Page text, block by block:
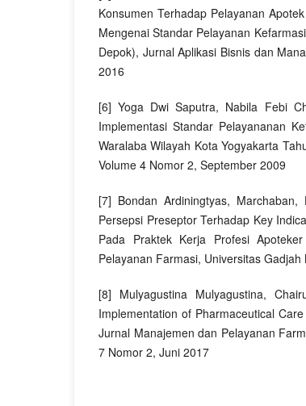
Konsumen Terhadap Pelayanan
Mengenai Standar Pelayanan
Depok), Jurnal Aplikasi Bisnis dan
2016
[6] Yoga Dwi Saputra, Nabila Febi
Implementasi Standar Pelayananan
Waralaba Wilayah Kota Yogyakarta
Volume 4 Nomor 2, September 2009
[7] Bondan Ardiningtyas,
Persepsi Preseptor Terhadap Key
Pada Praktek Kerja Profesi
Pelayanan Farmasi, Universitas
[8] Mulyagustina Mulyagustina,
Implementation of Pharmaceutical
Jurnal Manajemen dan Pelayanan
7 Nomor 2, Juni 2017